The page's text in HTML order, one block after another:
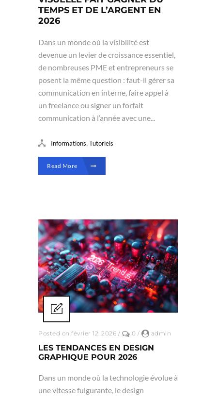
TEMPS ET DE L’ARGENT EN
2026
Dans un monde où la visibilité est
devenue un levier de croissance essentiel,
de nombreuses PME et entrepreneurs se
posent la même question : faut-il gérer sa
communication en interne, faire appel à
un freelance ou signer un forfait
communication à l’année avec une...
Informations,Tutoriels
Read More
Posted on février 12, 2026 / 0 / admin
LES TENDANCES EN DESIGN
GRAPHIQUE POUR 2026
Dans un monde où la technologie évolue à
une vitesse fulgurante, le design